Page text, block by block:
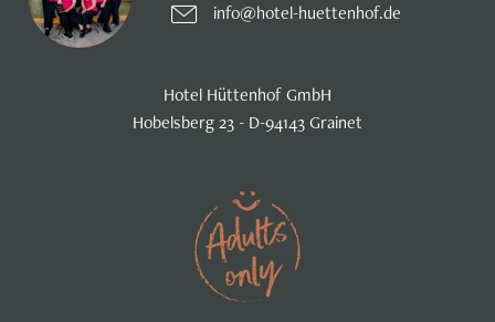
info@hotel-huettenhof.de
Hotel Hüttenhof GmbH
Hobelsberg 23 - D-94143 Grainet